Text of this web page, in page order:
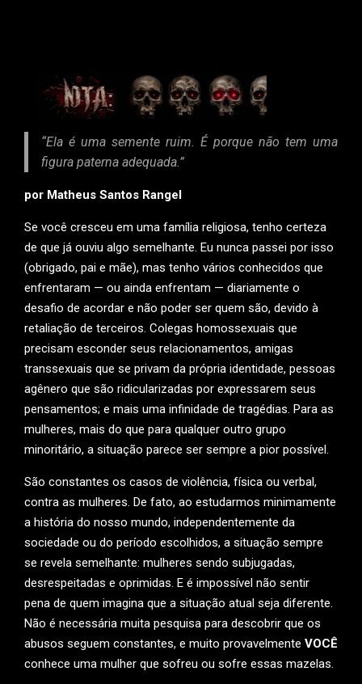
“Ela é uma semente ruim. É porque não tem uma
figura paterna adequada.”
por Matheus Santos Rangel
Se você cresceu em uma família religiosa, tenho certeza
de que já ouviu algo semelhante. Eu nunca passei por isso
(obrigado, pai e mãe), mas tenho vários conhecidos que
enfrentaram — ou ainda enfrentam — diariamente o
desafio de acordar e não poder ser quem são, devido à
retaliação de terceiros. Colegas homossexuais que
precisam esconder seus relacionamentos, amigas
transsexuais que se privam da própria identidade, pessoas
agênero que são ridicularizadas por expressarem seus
pensamentos; e mais uma infinidade de tragédias. Para as
mulheres, mais do que para qualquer outro grupo
minoritário, a situação parece ser sempre a pior possível.
São constantes os casos de violência, física ou verbal,
contra as mulheres. De fato, ao estudarmos minimamente
a história do nosso mundo, independentemente da
sociedade ou do período escolhidos, a situação sempre
se revela semelhante: mulheres sendo subjugadas,
desrespeitadas e oprimidas. E é impossível não sentir
pena de quem imagina que a situação atual seja diferente.
Não é necessária muita pesquisa para descobrir que os
abusos seguem constantes, e muito provavelmente VOCÊ
conhece uma mulher que sofreu ou sofre essas mazelas.